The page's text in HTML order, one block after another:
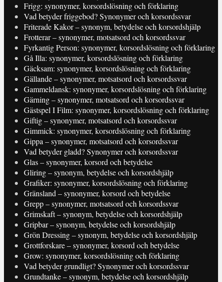
Frigg: synonymer, korsordslösning och förklaring
Vad betyder friggebod? Synonymer och korsordssvar
Friterade Kakor – synonym, betydelse och korsordshjälp
Frotterar – synonymer, motsatsord och korsordssvar
Fyrkantig Person: synonymer, korsordslösning och förklaring
Gå Illa: synonymer, korsordslösning och förklaring
Gäcksam: synonymer, korsordslösning och förklaring
Gällande – synonymer, motsatsord och korsordssvar
Gammeldansk: synonymer, korsordslösning och förklaring
Gärning – synonymer, motsatsord och korsordssvar
Gästspel I Film: synonymer, korsordslösning och förklaring
Giftig – synonymer, motsatsord och korsordssvar
Gimmick: synonymer, korsordslösning och förklaring
Gippa – synonymer, motsatsord och korsordssvar
Vad betyder gladd? Synonymer och korsordssvar
Glas – synonymer, korsord och betydelse
Gliring – synonym, betydelse och korsordshjälp
Grafiker: synonymer, korsordslösning och förklaring
Gränsland – synonymer, korsord och betydelse
Grepp – synonymer, motsatsord och korsordssvar
Grimskaft – synonym, betydelse och korsordshjälp
Gripbar – synonym, betydelse och korsordshjälp
Grön Dressing – synonym, betydelse och korsordshjälp
Grottforskare – synonymer, korsord och betydelse
Grow: synonymer, korsordslösning och förklaring
Vad betyder grundligt? Synonymer och korsordssvar
Grundtanke – synonym, betydelse och korsordshjälp